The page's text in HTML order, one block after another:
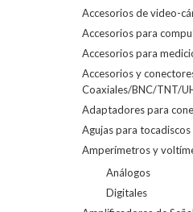
Accesorios de video-
Accesorios para
Accesorios para
Accesorios y
Coaxiales/BNC/TNT/
Adaptadores para
Agujas para tocadiscos
Amperímetros y
Análogos
Digitales